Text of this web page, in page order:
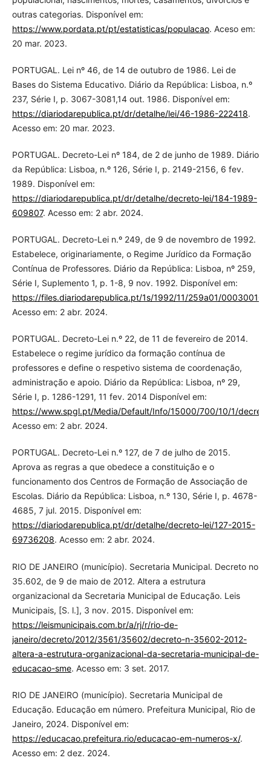
outras categorias. Disponível em:
https://www.pordata.pt/pt/estatisticas/populacao. Aceso em:
20 mar. 2023.
PORTUGAL. Lei nº 46, de 14 de outubro de 1986. Lei de
Bases do Sistema Educativo. Diário da República: Lisboa, n.º
237, Série I, p. 3067-3081,14 out. 1986. Disponível em:
https://diariodarepublica.pt/dr/detalhe/lei/46-1986-222418.
Acesso em: 20 mar. 2023.
PORTUGAL. Decreto-Lei nº 184, de 2 de junho de 1989. Diário
da República: Lisboa, n.º 126, Série I, p. 2149-2156, 6 fev.
1989. Disponível em:
https://diariodarepublica.pt/dr/detalhe/decreto-lei/184-1989-
609807. Acesso em: 2 abr. 2024.
PORTUGAL. Decreto-Lei n.º 249, de 9 de novembro de 1992.
Estabelece, originariamente, o Regime Jurídico da Formação
Contínua de Professores. Diário da República: Lisboa, nº 259,
Série I, Suplemento 1, p. 1-8, 9 nov. 1992. Disponível em:
https://files.diariodarepublica.pt/1s/1992/11/259a01/
Acesso em: 2 abr. 2024.
PORTUGAL. Decreto-Lei n.º 22, de 11 de fevereiro de 2014.
Estabelece o regime jurídico da formação contínua de
professores e define o respetivo sistema de coordenação,
administração e apoio. Diário da República: Lisboa, nº 29,
Série I, p. 1286-1291, 11 fev. 2014 Disponível em:
https://www.spgl.pt/Media/Default/Info/15000/700/10/1/
Acesso em: 2 abr. 2024.
PORTUGAL. Decreto-Lei n.º 127, de 7 de julho de 2015.
Aprova as regras a que obedece a constituição e o
funcionamento dos Centros de Formação de Associação de
Escolas. Diário da República: Lisboa, n.º 130, Série I, p. 4678-
4685, 7 jul. 2015. Disponível em:
https://diariodarepublica.pt/dr/detalhe/decreto-lei/127-2015-
69736208. Acesso em: 2 abr. 2024.
RIO DE JANEIRO (município). Secretaria Municipal. Decreto no
35.602, de 9 de maio de 2012. Altera a estrutura
organizacional da Secretaria Municipal de Educação. Leis
Municipais, [S. l.], 3 nov. 2015. Disponível em:
https://leismunicipais.com.br/a/rj/r/rio-de-
janeiro/decreto/2012/3561/35602/decreto-n-35602-2012-
altera-a-estrutura-organizacional-da-secretaria-municipal-de-
educacao-sme. Acesso em: 3 set. 2017.
RIO DE JANEIRO (município). Secretaria Municipal de
Educação. Educação em número. Prefeitura Municipal, Rio de
Janeiro, 2024. Disponível em:
https://educacao.prefeitura.rio/educacao-em-numeros-x/.
Acesso em: 2 dez. 2024.